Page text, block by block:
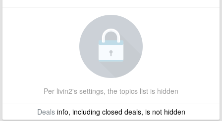
Per livin2's settings, the topics list is hidden
Dealsinfo, including closed deals, is not hidden